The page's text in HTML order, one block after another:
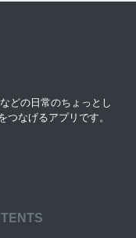
どの日常のちょっとし
つなげるアプリです。